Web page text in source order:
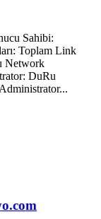
Sahibi:
Toplam Link
Network
DuRu